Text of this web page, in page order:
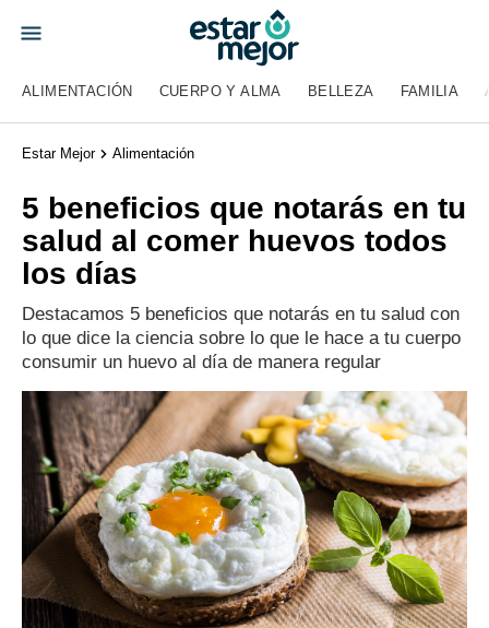
ALIMENTACIÓN CUERPO Y ALMA BELLEZA FAMILIA
Estar Mejor Alimentación
5 beneficios que notarás en tu
salud al comer huevos todos
los días
Destacamos 5 beneficios que notarás en tu salud con
lo que dice la ciencia sobre lo que le hace a tu cuerpo
consumir un huevo al día de manera regular